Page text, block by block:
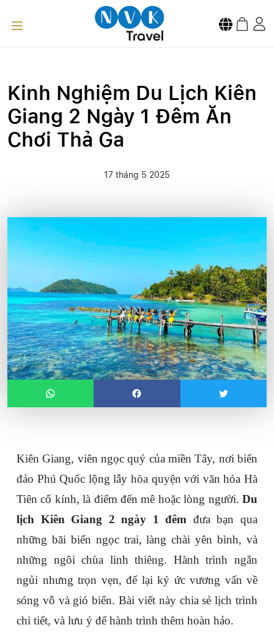
Kinh Nghiệm Du Lịch Kiên
Giang 2 Ngày 1 Đêm Ăn
Chơi Thả Ga
17 tháng 5 2025
Kiên Giang, viên ngọc quý của miền Tây, nơi biển
đảo Phú Quốc lộng lẫy hòa quyện với văn hóa Hà
Tiên cổ kính, là điểm đến mê hoặc lòng người. Du
lịch Kiên Giang 2 ngày 1 đêm đưa bạn qua
những bãi biển ngọc trai, làng chài yên bình, và
những ngôi chùa linh thiêng. Hành trình ngắn
ngủi nhưng trọn vẹn, để lại ký ức vương vấn về
sóng vỗ và gió biển. Bài viết này chia sẻ lịch trình
chi tiết, và lưu ý để hành trình thêm hoàn hảo.